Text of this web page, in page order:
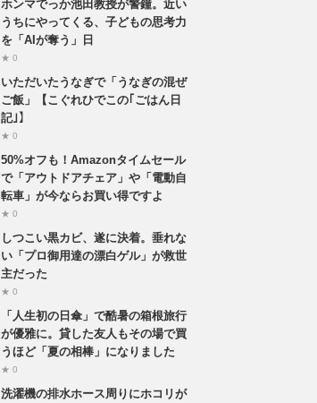
ホンマでっか池田教授が警鐘。近い
うちにやってくる、子どもの思考力
を「AIが奪う」日
★ 0
いただいたうなぎで「うなぎの混ぜ
ご飯」【こぐれひでこの｢ごはん日
記｣】
★ 0
50%オフも！Amazonタイムセール
で「アウトドアチェア」や「電動自
転車」が今ならお買い得ですよ
★ 0
しつこい黒カビ、遂に決着。垂れな
い「プロ御用達の漂白ゲル」が救世
主だった
★ 0
「人生初の日傘」で酷暑の箱根旅行
が優雅に。貸した友人もその場で買
うほど「夏の相棒」になりました
★ 0
洗濯機の排水ホース周りにホコリが